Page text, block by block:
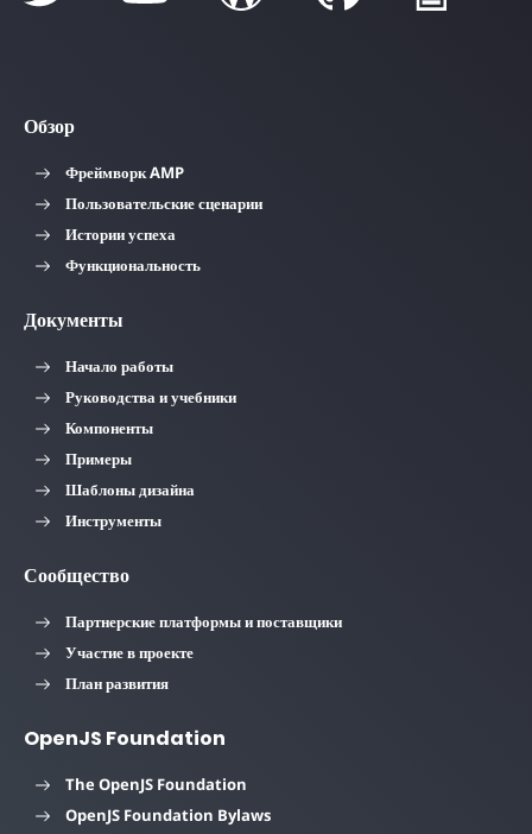
Обзор
Фреймворк AMP
Пользовательские сценарии
Истории успеха
Функциональность
Документы
Начало работы
Руководства и учебники
Компоненты
Примеры
Шаблоны дизайна
Инструменты
Сообщество
Партнерские платформы и поставщики
Участие в проекте
План развития
OpenJS Foundation
The OpenJS Foundation
OpenJS Foundation Bylaws